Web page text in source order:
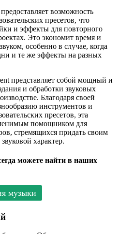
возможность
пресетов, что
и эффекты для повторного
Это экономит время и
особенно в случае, когда
и те же эффекты на разных
представляет собой мощный и
и обработки звуковых
Благодаря своей
инструментов и
пресетов, эта
помощником для
стремящихся придать своим
характер.
можете найти в наших
музыки